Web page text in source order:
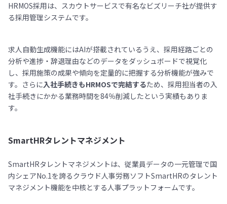
HRMOS採用は、スカウトサービスで有名なビズリーチ社が提供す
る採用管理システムです。
求人自動生成機能にはAIが搭載されているうえ、採用経路ごとの
分析や進捗・辞退理由などのデータをダッシュボードで視覚化
し、採用施策の成果や傾向を定量的に把握する分析機能が強みで
す。さらに入社手続きもHRMOSで完結するため、採用担当者の入
社手続きにかかる業務時間を84％削減したという実績もありま
す。
SmartHRタレントマネジメント
SmartHRタレントマネジメントは、従業員データの一元管理で国
内シェアNo.1を誇るクラウド人事労務ソフトSmartHRのタレント
マネジメント機能を中核とする人事プラットフォームです。